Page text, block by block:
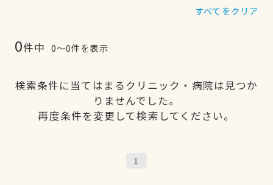
すべてをクリア
0件中 0〜0件を表示
検索条件に当てはまるクリニック・病院は見つか
りませんでした。
再度条件を変更して検索してください。
1